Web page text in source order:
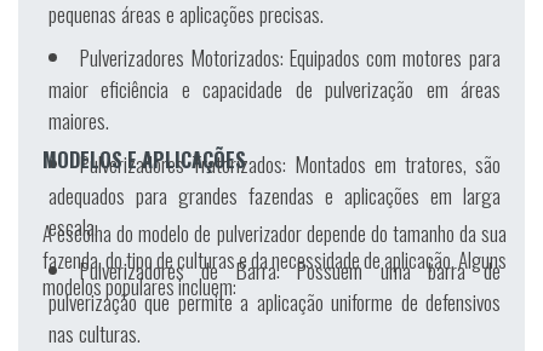
pequenas áreas e aplicações precisas.
Pulverizadores Motorizados: Equipados com motores para
maior eficiência e capacidade de pulverização em áreas
maiores.
Pulverizadores Tratorizados: Montados em tratores, são
adequados para grandes fazendas e aplicações em larga
escala.
Pulverizadores de Barra:Possuem uma barra de
pulverização que permite a aplicação uniforme de defensivos
nas culturas.
MODELOS E APLICAÇÕES
A escolha do modelo de pulverizador depende do tamanho da sua
fazenda, do tipo de culturas e da necessidade de aplicação. Alguns
modelos populares incluem: